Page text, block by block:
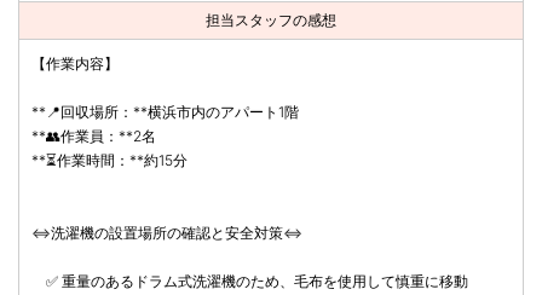
担当スタッフの感想
【作業内容】
**📍回収場所：**横浜市内のアパート1階
**👥作業員：**2名
**⏳作業時間：**約15分
⇔洗濯機の設置場所の確認と安全対策⇔
✅ 重量のあるドラム式洗濯機のため、毛布を使用して慎重に移動